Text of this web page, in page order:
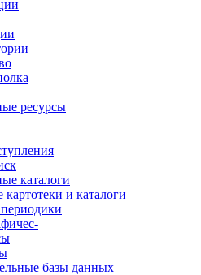
ресурсы
каталоги
и каталоги
базы данных